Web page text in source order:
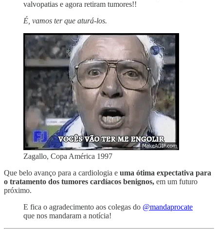
valvopatias e agora retiram tumores!!
É, vamos ter que aturá-los.
Zagallo, Copa América 1997
Que belo avanço para a cardiologia e uma ótima expectativa para
o tratamento dos tumores cardíacos benignos, em um futuro
próximo.
E fica o agradecimento aos colegas do @mandaprocate
que nos mandaram a notícia!